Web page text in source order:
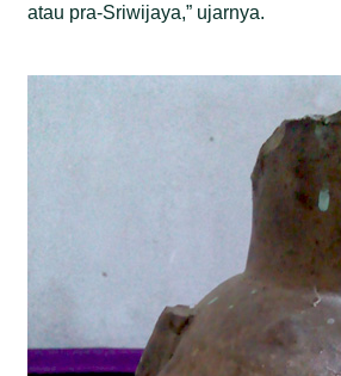
atau pra-Sriwijaya,” ujarnya.